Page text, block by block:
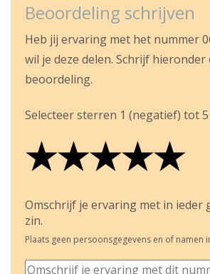
Beoordeling schrijven
Heb jij ervaring met het nummer
wil je deze delen. Schrijf hieronder
beoordeling.
Selecteer sterren 1 (negatief) tot
★
★★
★★★
★★★★
★★★★★
Omschrijf je ervaring met in ieder
zin.
Plaats geen persoonsgegevens en of namen